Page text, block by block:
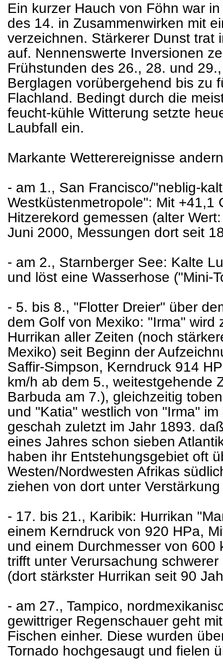
Ein kurzer Hauch von Föhn war
des 14. in Zusammenwirken mit
verzeichnen. Stärkerer Dunst trat
auf. Nennenswerte Inversionen
Frühstunden des 26., 28. und
Berglagen vorübergehend bis zu
Flachland. Bedingt durch die
feucht-kühle Witterung setzte
Laubfall ein.
Markante Wetterereignisse
- am 1., San Francisco/"neblig-
Westküstenmetropole": Mit +41,1
Hitzerekord gemessen (alter
Juni 2000, Messungen dort seit
- am 2., Starnberger See: Kalte
und löst eine Wasserhose ("Mini-
- 5. bis 8., "Flotter Dreier" über
dem Golf von Mexiko: "Irma" wird
Hurrikan aller Zeiten (noch
Mexiko) seit Beginn der
Saffir-Simpson, Kerndruck 914
km/h ab dem 5., weitestgehende
Barbuda am 7.), gleichzeitig
und "Katia" westlich von "Irma"
geschah zuletzt im Jahr 1893.
eines Jahres schon sieben
haben ihr Entstehungsgebiet oft
Westen/Nordwesten Afrikas
ziehen von dort unter
- 17. bis 21., Karibik: Hurrikan
einem Kerndruck von 920 HPa,
und einem Durchmesser von 600
trifft unter Verursachung
(dort stärkster Hurrikan seit 90
- am 27., Tampico,
gewittriger Regenschauer geht
Fischen einher. Diese wurden
Tornado hochgesaugt und fielen